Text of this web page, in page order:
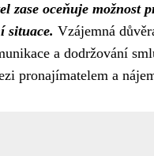
zase oceňuje možnost
situace. Vzájemná
a dodržování
pronajímatelem a